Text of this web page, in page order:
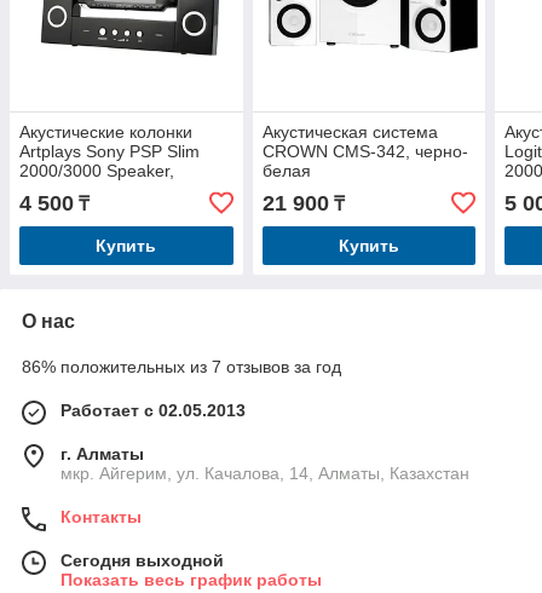
Акустические колонки
Artplays Sony PSP Slim
2000/3000 Speaker,
4 500 ₸
Купить
Акустическая система
CROWN CMS-342, черно-
белая
21 900₸
Купить
5
О нас
86% положительных из 7 отзывов за год
Работает с 02.05.2013
г. Алматы
мкр. Айгерим, ул. Качалова, 14, Алматы, Казахстан
Контакты
Сегодня выходной
Показать весь график работы